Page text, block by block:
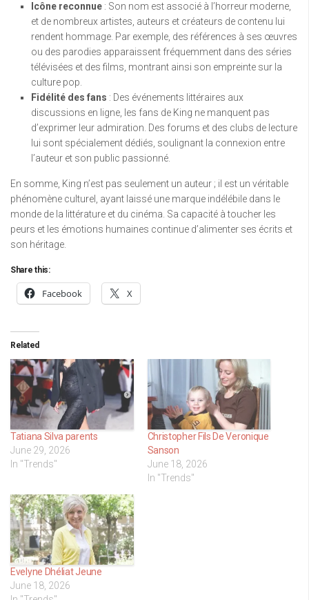
Icône reconnue : Son nom est associé à l’horreur moderne,
et de nombreux artistes, auteurs et créateurs de contenu lui
rendent hommage. Par exemple, des références à ses œuvres
ou des parodies apparaissent fréquemment dans des séries
télévisées et des films, montrant ainsi son empreinte sur la
culture pop.
Fidélité des fans : Des événements littéraires aux
discussions en ligne, les fans de King ne manquent pas
d’exprimer leur admiration. Des forums et des clubs de lecture
lui sont spécialement dédiés, soulignant la connexion entre
l’auteur et son public passionné.
En somme, King n’est pas seulement un auteur ; il est un véritable
phénomène culturel, ayant laissé une marque indélébile dans le
monde de la littérature et du cinéma. Sa capacité à toucher les
peurs et les émotions humaines continue d’alimenter ses écrits et
son héritage.
Share this:
Facebook X
Related
Tatiana Silva parents
June 29, 2026
In "Trends"
Christopher Fils De Veronique
Sanson
June 18, 2026
In "Trends"
Evelyne Dhéliat Jeune
June 18, 2026